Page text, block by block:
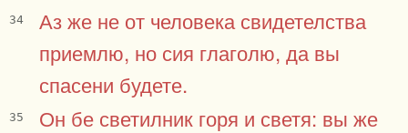
34
Аз же не от человека свидетелства
приемлю, но сия глаголю, да вы
спасени будете.
35
Он бе светилник горя и светя: вы же